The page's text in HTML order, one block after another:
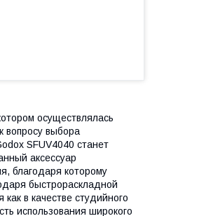
осуществлялась
вопросу выбора
SFUV4040 станет
аксессуар
благодаря которому
быстрораскладной
в качестве студийного
использования широкого